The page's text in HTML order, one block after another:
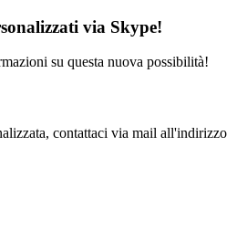
via Skype!
su questa nuova possibilità!
contattaci via mail all'indirizzo